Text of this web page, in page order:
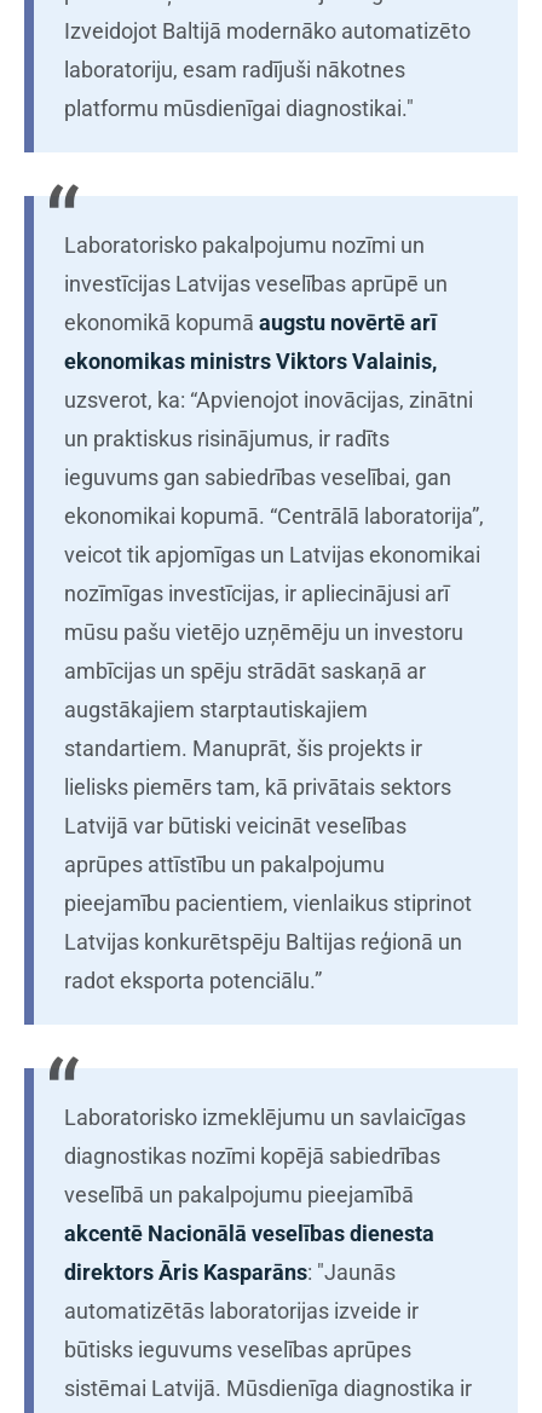
Izveidojot Baltijā modernāko automatizēto
laboratoriju, esam radījuši nākotnes
platformu mūsdienīgai diagnostikai."
Laboratorisko pakalpojumu nozīmi un
investīcijas Latvijas veselības aprūpē un
ekonomikā kopumā augstu novērtē arī
ekonomikas ministrs Viktors Valainis,
uzsverot, ka: “Apvienojot inovācijas, zinātni
un praktiskus risinājumus, ir radīts
ieguvums gan sabiedrības veselībai, gan
ekonomikai kopumā. “Centrālā laboratorija”,
veicot tik apjomīgas un Latvijas ekonomikai
nozīmīgas investīcijas, ir apliecinājusi arī
mūsu pašu vietējo uzņēmēju un investoru
ambīcijas un spēju strādāt saskaņā ar
augstākajiem starptautiskajiem
standartiem. Manuprāt, šis projekts ir
lielisks piemērs tam, kā privātais sektors
Latvijā var būtiski veicināt veselības
aprūpes attīstību un pakalpojumu
pieejamību pacientiem, vienlaikus stiprinot
Latvijas konkurētspēju Baltijas reģionā un
radot eksporta potenciālu.”
Laboratorisko izmeklējumu un savlaicīgas
diagnostikas nozīmi kopējā sabiedrības
veselībā un pakalpojumu pieejamībā
akcentē Nacionālā veselības dienesta
direktors Āris Kasparāns: "Jaunās
automatizētās laboratorijas izveide ir
būtisks ieguvums veselības aprūpes
sistēmai Latvijā. Mūsdienīga diagnostika ir